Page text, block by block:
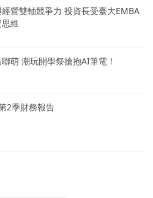
營雙軸競爭力 投資長受臺大EMBA
維
萌 潮玩開學祭搶抱AI筆電！
2季財務報告